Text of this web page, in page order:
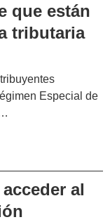
que están
tributaria
Especial de
al